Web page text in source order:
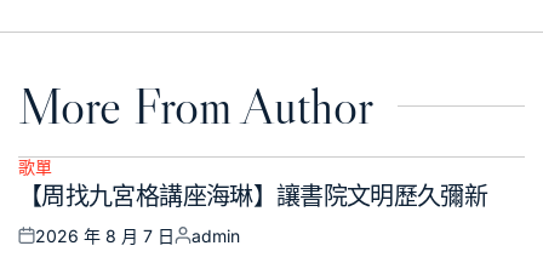
More From Author
Posted
歌單
【周找九宮格講座海琳】讓書院文明歷久彌新
Posted
2026 年 8 月 7 日
Posted
admin